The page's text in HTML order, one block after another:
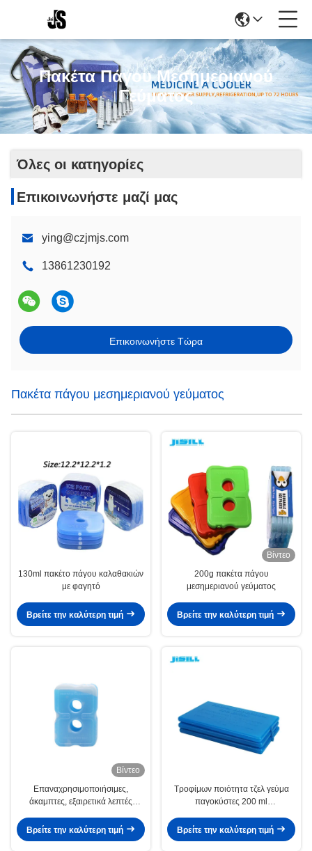
Πακέτα Πάγου Μεσημεριανού
Γεύματος
Όλες οι κατηγορίες
Επικοινωνήστε μαζί μας
ying@czjmjs.com
13861230192
Επικοινωνήστε Τώρα
Πακέτα πάγου μεσημεριανού γεύματος
130ml πακέτο πάγου καλαθακιών
με φαγητό
Βρείτε την καλύτερη τιμή
Βίντεο
200g πακέτα πάγου
μεσημεριανού γεύματος
Βρείτε την καλύτερη τιμή
Βίντεο
Επαναχρησιμοποιήσιμες,
άκαμπτες, εξαιρετικά λεπτές
τροφίμων για κουτιά
μεσημεριανού γεύματος, κρύο
Βρείτε την καλύτερη τιμή
Τροφίμων ποιότητα τζελ γεύμα
παγοκύστες 200 ml
πιάτα προσαρμοσμένα για τη
μεταφορά ψυκτικά κιβώτια και
Βρείτε την καλύτερη τιμή